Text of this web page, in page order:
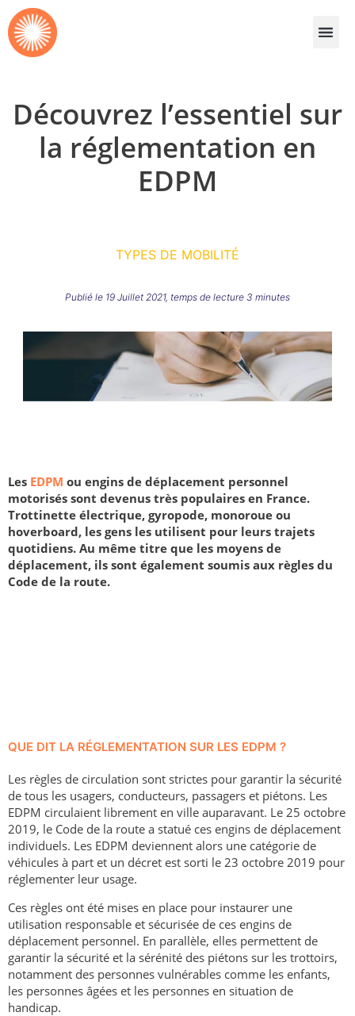
Découvrez l’essentiel sur
la réglementation en
EDPM
TYPES DE MOBILITÉ
Publié le 19 Juillet 2021, temps de lecture 3 minutes
Les EDPM ou engins de déplacement personnel
motorisés sont devenus très populaires en France.
Trottinette électrique, gyropode, monoroue ou
hoverboard, les gens les utilisent pour leurs trajets
quotidiens. Au même titre que les moyens de
déplacement, ils sont également soumis aux règles du
Code de la route.
QUE DIT LA RÉGLEMENTATION SUR LES EDPM ?
Les règles de circulation sont strictes pour garantir la sécurité
de tous les usagers, conducteurs, passagers et piétons. Les
EDPM circulaient librement en ville auparavant. Le 25 octobre
2019, le Code de la route a statué ces engins de déplacement
individuels. Les EDPM deviennent alors une catégorie de
véhicules à part et un décret est sorti le 23 octobre 2019 pour
réglementer leur usage.
Ces règles ont été mises en place pour instaurer une
utilisation responsable et sécurisée de ces engins de
déplacement personnel. En parallèle, elles permettent de
garantir la sécurité et la sérénité des piétons sur les trottoirs,
notamment des personnes vulnérables comme les enfants,
les personnes âgées et les personnes en situation de
handicap.